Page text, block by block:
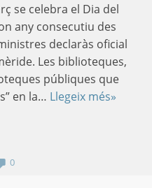
se celebra el Dia del
any consecutiu des
declaràs oficial
Les biblioteques,
públiques que
en la… Llegeix més»
0